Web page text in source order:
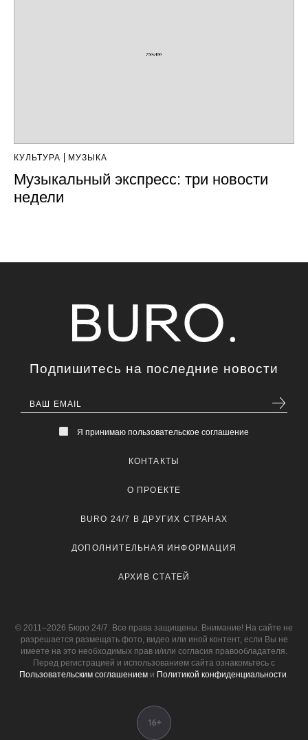
КУЛЬТУРА МУЗЫКА
Музыкальный экспресс: три новости
недели
Подпишитесь на последние новости
Я принимаю пользовательское соглашение
КОНТАКТЫ
О ПРОЕКТЕ
BURO 24/7 В ДРУГИХ СТРАНАХ
ДОПОЛНИТЕЛЬНАЯ ИНФОРМАЦИЯ
АРХИВ СТАТЕЙ
© 2011–2026 Бюро 24/7. Все права защищены. Внимание! На сайте не
разрешается размещать фото, видео или иной контент, если Вы не
имеете на это необходимых прав и/или согласия правообладателя.
Перед регистрацией и использованием сайта ознакомьтесь с
Пользовательским соглашением и Политикой конфиденциальности.